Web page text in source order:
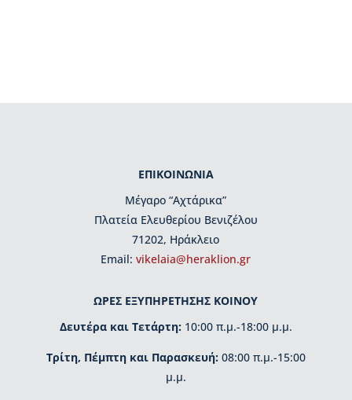
ΕΠΙΚΟΙΝΩΝΙΑ
Μέγαρο “Αχτάρικα”
Πλατεία Ελευθερίου Βενιζέλου
71202, Ηράκλειο
Εmail:vikelaia@heraklion.gr
ΩΡΕΣ ΕΞΥΠΗΡΕΤΗΣΗΣ ΚΟΙΝΟΥ
Δευτέρα και Τετάρτη:10:00 π.μ.-18:00 μ.μ.
Τρίτη, Πέμπτη και Παρασκευή:08:00 π.μ.-15:00
μ.μ.